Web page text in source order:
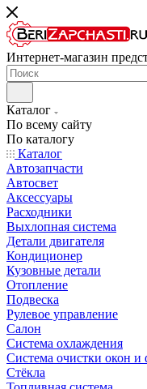
Интернет-магазин
Каталог
По всему сайту
По каталогу
Каталог
Автозапчасти
Автосвет
Аксессуары
Расходники
Выхлопная система
Детали двигателя
Кондиционер
Кузовные детали
Отопление
Подвеска
Рулевое управление
Салон
Система охлаждения
Система очистки окон и
Стёкла